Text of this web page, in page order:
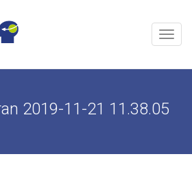
Menu
2019-11-21 11.38.05